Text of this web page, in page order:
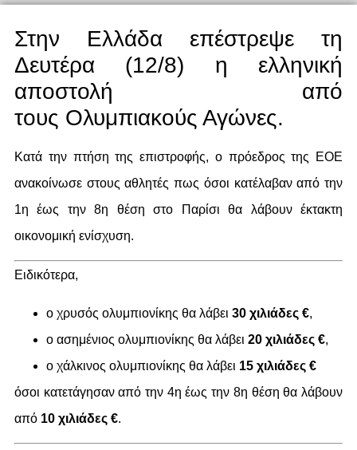
Στην Ελλάδα επέστρεψε τη
Δευτέρα (12/8) η ελληνική
αποστολή από
τους Ολυμπιακούς Αγώνες.
Κατά την πτήση της επιστροφής, ο πρόεδρος της ΕΟΕ
ανακοίνωσε στους αθλητές πως όσοι κατέλαβαν από την
1η έως την 8η θέση στο Παρίσι θα λάβουν έκτακτη
οικονομική ενίσχυση.
Ειδικότερα,
ο χρυσός ολυμπιονίκης θα λάβει 30 χιλιάδες €,
ο ασημένιος ολυμπιονίκης θα λάβει 20 χιλιάδες €,
ο χάλκινος ολυμπιονίκης θα λάβει 15 χιλιάδες €
όσοι κατετάγησαν από την 4η έως την 8η θέση θα λάβουν
από 10 χιλιάδες €.